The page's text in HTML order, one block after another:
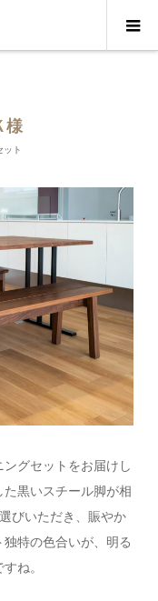
様
ット
グセットをお届けし
黒いスチール脚が相
びいただき、賑やか
特の色合いが、明る
ね。